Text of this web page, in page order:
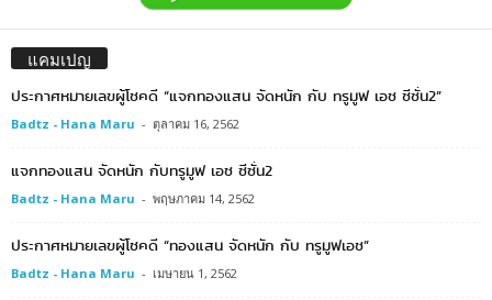
แคมเปญ
ประกาศหมายเลขผู้โชคดี “แจกทองแสน จัดหนัก กับ ทรูมูฟ เอช ซีซั่น2”
Badtz - Hana Maru - ตุลาคม 16, 2562
แจกทองแสน จัดหนัก กับทรูมูฟ เอช ซีซั่น2
Badtz - Hana Maru - พฤษภาคม 14, 2562
ประกาศหมายเลขผู้โชคดี “ทองแสน จัดหนัก กับ ทรูมูฟเอช”
Badtz - Hana Maru - เมษายน 1, 2562